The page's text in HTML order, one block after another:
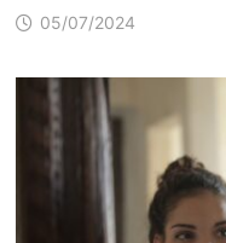
05/07/2024